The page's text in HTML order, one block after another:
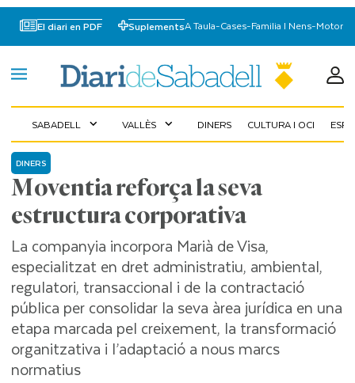
El diari en PDF SuplementsA Taula-Cases-Familia I Nens-Motor
SABADELL expand_more VALLÈS expand_more DINERS CULTURA I OCI
Moventia reforça la seva
estructura corporativa
DINERS
La companyia incorpora Marià de Visa,
especialitzat en dret administratiu, ambiental,
regulatori, transaccional i de la contractació
pública per consolidar la seva àrea jurídica en una
etapa marcada pel creixement, la transformació
organitzativa i l’adaptació a nous marcs
normatius